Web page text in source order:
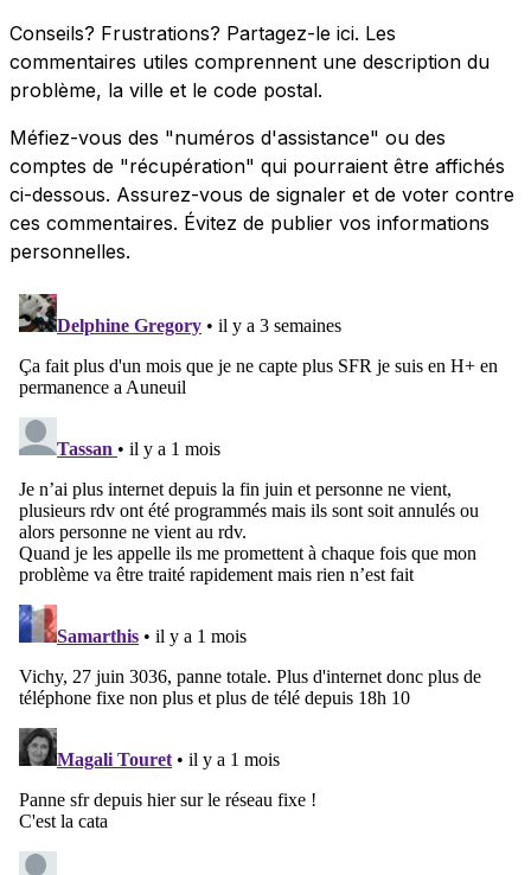
Conseils? Frustrations? Partagez-le ici. Les
commentaires utiles comprennent une description du
problème, la ville et le code postal.
Méfiez-vous des "numéros d'assistance" ou des
comptes de "récupération" qui pourraient être affichés
ci-dessous. Assurez-vous de signaler et de voter contre
ces commentaires. Évitez de publier vos informations
personnelles.